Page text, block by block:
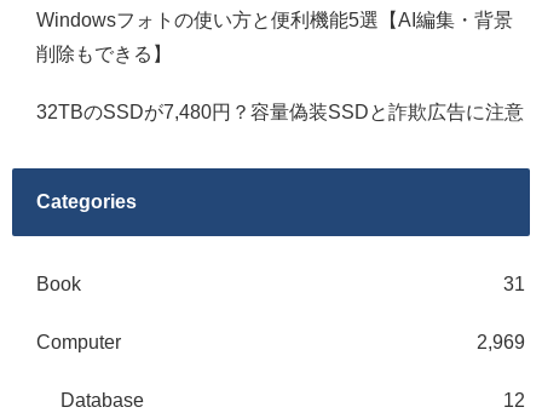
Windowsフォトの使い方と便利機能5選【AI編集・背景
削除もできる】
32TBのSSDが7,480円？容量偽装SSDと詐欺広告に注意
Categories
Book 31
Computer 2,969
Database 12